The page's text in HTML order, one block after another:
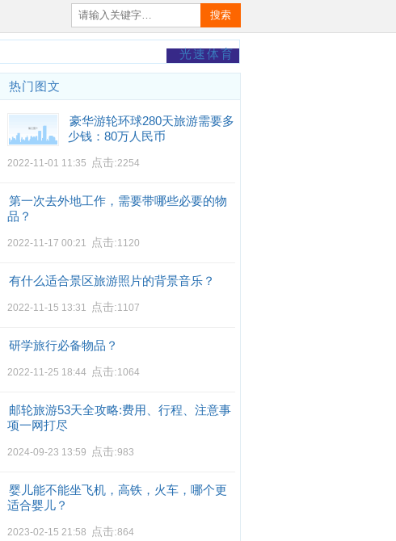
搜索
光速体育
热门图文
豪华游轮环球280天旅游需要多
少钱：80万人民币
2022-11-01 11:35 点击:2254
第一次去外地工作，需要带哪些必要的物
品？
2022-11-17 00:21 点击:1120
有什么适合景区旅游照片的背景音乐？
2022-11-15 13:31 点击:1107
研学旅行必备物品？
2022-11-25 18:44 点击:1064
邮轮旅游53天全攻略:费用、行程、注意事
项一网打尽
2024-09-23 13:59 点击:983
婴儿能不能坐飞机，高铁，火车，哪个更
适合婴儿？
2023-02-15 21:58 点击:864